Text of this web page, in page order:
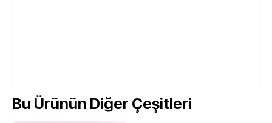
Bu Ürünün Diğer Çeşitleri